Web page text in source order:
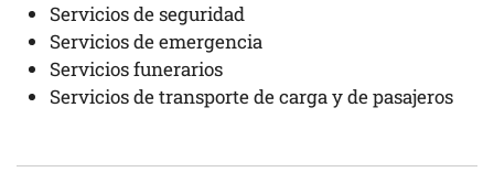
Servicios de seguridad
Servicios de emergencia
Servicios funerarios
Servicios de transporte de carga y de pasajeros